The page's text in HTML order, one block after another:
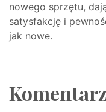
nowego sprzętu,
satysfakcję i
jak nowe.